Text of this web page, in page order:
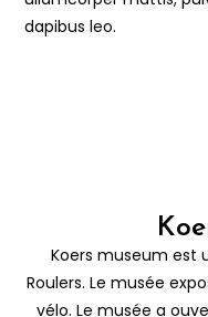
dapibus leo.
Koers museum est
Roulers. Le musée
vélo. Le musée a